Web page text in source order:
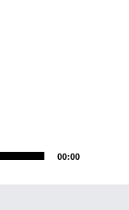
00:00